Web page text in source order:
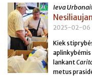
Ieva
2025-02-06
Kiek
lankant
metus